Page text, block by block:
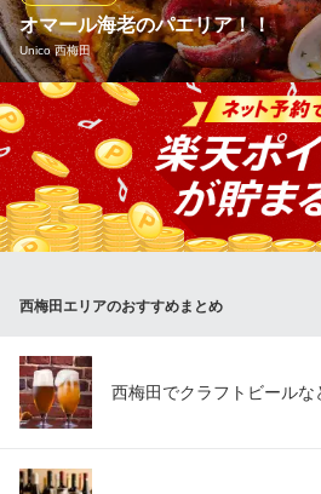
香港海鮮飲茶樓 梅田ブリーゼブリ
絶品点心と極み海鮮中華
ＪＲ大阪駅桜橋口 徒歩5分
大阪府大阪市北区梅田2-4-9 ブリーゼブリーゼ6F
オマール海老のパエリア！！
Unico 西梅田
パエリア協会認定の本格パエリアが食
ョ・タパスも500円で充実！！
※こちらは昼のみのこだわりです。
Unico 西梅田
大阪府大阪市北区曽根崎新地2-3-21 axビル2F
西梅田エリアのおすすめまとめ
西梅田でクラフトビール